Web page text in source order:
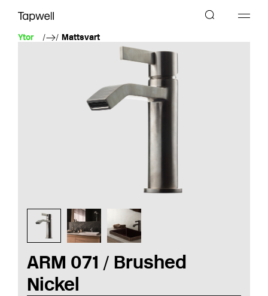
Ytor Mattsvart
ARM 071 / Brushed
Nickel